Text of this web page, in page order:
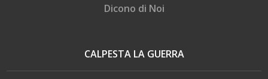
Dicono di Noi
CALPESTA LA GUERRA